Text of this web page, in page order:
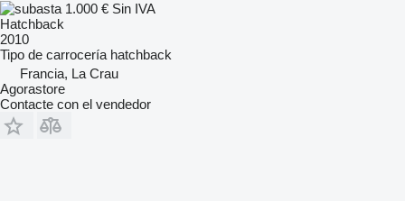
1.000 € Sin IVA
Hatchback
2010
Tipo de carrocería hatchback
Francia, La Crau
Agorastore
Contacte con el vendedor